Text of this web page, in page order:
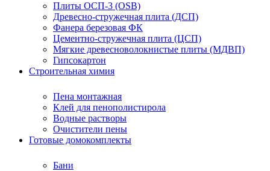
Плиты ОСП-3 (OSB)
Древесно-стружечная плита (ДСП)
Фанера березовая ФК
Цементно-стружечная плита (ЦСП)
Мягкие древесноволокнистые плиты (МДВП)
Гипсокартон
Строительная химия
Пена монтажная
Клей для пенополистирола
Водные растворы
Очистители пены
Готовые домокомплекты
Бани